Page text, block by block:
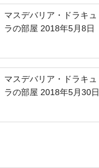
マスデバリア・ドラキュ
ラの部屋 2018年5月8日
マスデバリア・ドラキュ
ラの部屋 2018年5月30日